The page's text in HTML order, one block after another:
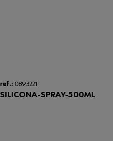
ref.: 0893221
SILICONA-SPRAY-500ML